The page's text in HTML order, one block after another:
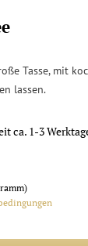
Tasse, mit
lassen.
ca. 1-3